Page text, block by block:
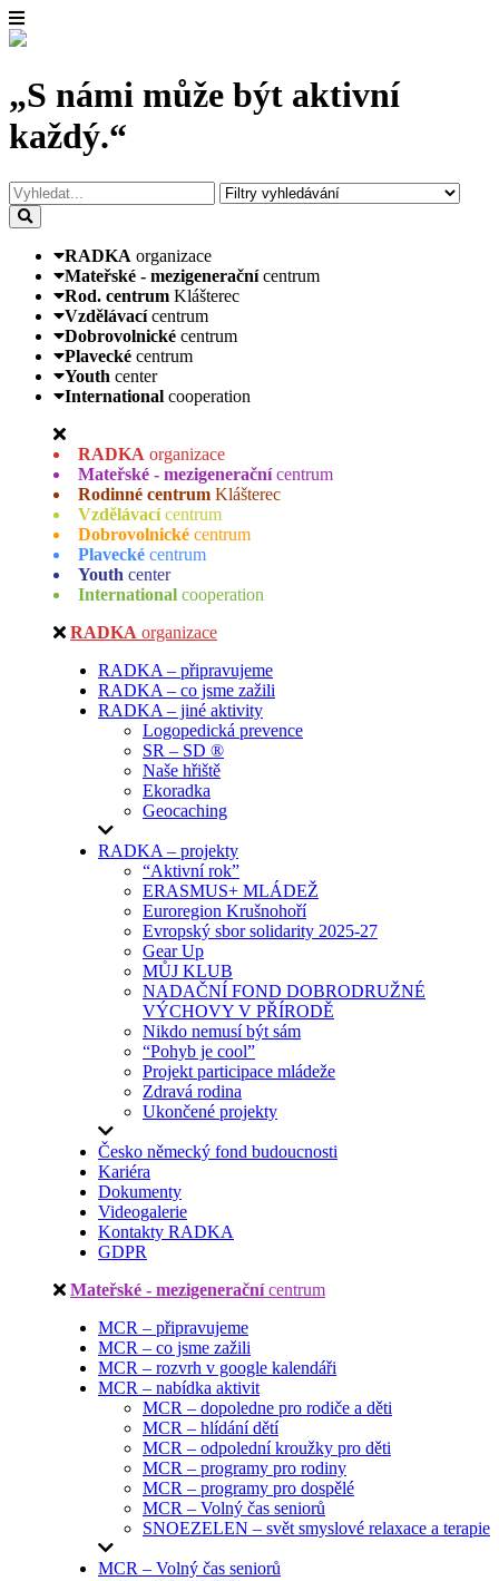
„S námi může být aktivní
každý.“
RADKA organizace
Mateřské - mezigenerační centrum
Rod. centrum Klášterec
Vzdělávací centrum
Dobrovolnické centrum
Plavecké centrum
Youth center
International cooperation
RADKA organizace
Mateřské - mezigenerační centrum
Rodinné centrum Klášterec
Vzdělávací centrum
Dobrovolnické centrum
Plavecké centrum
Youth center
International cooperation
RADKA organizace
RADKA – připravujeme
RADKA – co jsme zažili
RADKA – jiné aktivity
Logopedická prevence
SR – SD ®
Naše hřiště
Ekoradka
Geocaching
RADKA – projekty
“Aktivní rok”
ERASMUS+ MLÁDEŽ
Euroregion Krušnohoří
Evropský sbor solidarity 2025-27
Gear Up
MŮJ KLUB
NADAČNÍ FOND DOBRODRUŽNÉ
VÝCHOVY V PŘÍRODĚ
Nikdo nemusí být sám
“Pohyb je cool”
Projekt participace mládeže
Zdravá rodina
Ukončené projekty
Česko německý fond budoucnosti
Kariéra
Dokumenty
Videogalerie
Kontakty RADKA
GDPR
Mateřské - mezigenerační centrum
MCR – připravujeme
MCR – co jsme zažili
MCR – rozvrh v google kalendáři
MCR – nabídka aktivit
MCR – dopoledne pro rodiče a děti
MCR – hlídání dětí
MCR – odpolední kroužky pro děti
MCR – programy pro rodiny
MCR – programy pro dospělé
MCR – Volný čas seniorů
SNOEZELEN – svět smyslové relaxace a terapie
MCR – Volný čas seniorů